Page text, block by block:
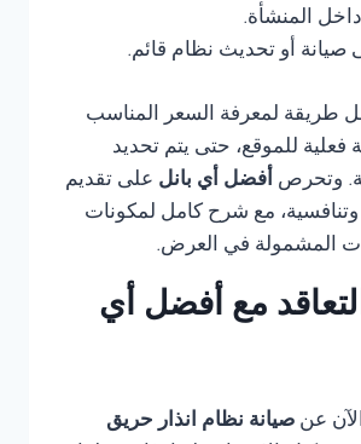
المنشأة.
صيانة أو تحديث نظام قائم.
طريقة لمعرفة السعر المناسب
للموقع، حتى يتم تحديد
وتحرص أفضل أي بانل على تقديم
مع شرح كامل لمكونات
المشمولة في العرض.
مع أفضل أي
عن صيانة نظام انذار حريق